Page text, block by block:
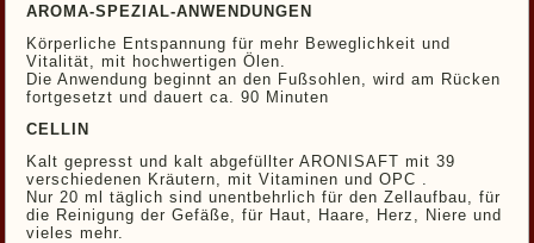
AROMA-SPEZIAL-ANWENDUNGEN
Körperliche Entspannung für mehr Beweglichkeit und
Vitalität, mit hochwertigen Ölen.
Die Anwendung beginnt an den Fußsohlen, wird am Rücken
fortgesetzt und dauert ca. 90 Minuten
CELLIN
Kalt gepresst und kalt abgefüllter ARONISAFT mit 39
verschiedenen Kräutern, mit Vitaminen und OPC .
Nur 20 ml täglich sind unentbehrlich für den Zellaufbau, für
die Reinigung der Gefäße, für Haut, Haare, Herz, Niere und
vieles mehr.